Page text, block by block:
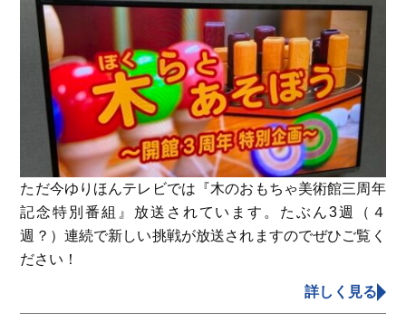
ただ今ゆりほんテレビでは『木のおもちゃ美術館三周年
記念特別番組』放送されています。たぶん3週（４
週？）連続で新しい挑戦が放送されますのでぜひご覧く
ださい！
詳しく見る